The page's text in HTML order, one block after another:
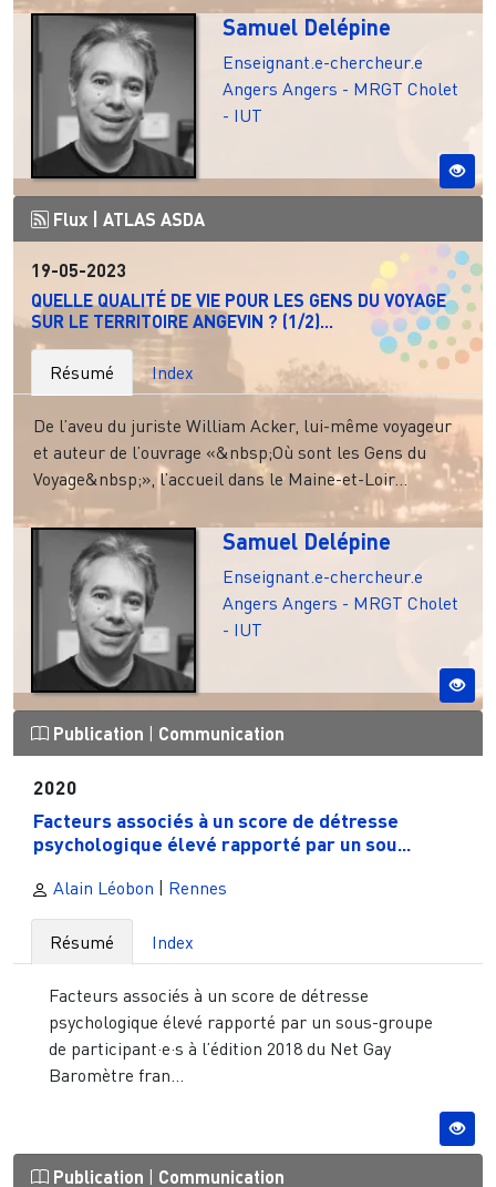
Samuel Delépine
Enseignant.e-chercheur.e
Angers Angers - MRGT Cholet
- IUT
Flux | ATLAS ASDA
19-05-2023
QUELLE QUALITÉ DE VIE POUR LES GENS DU VOYAGE
SUR LE TERRITOIRE ANGEVIN ? (1/2)...
Résumé Index
De l’aveu du juriste William Acker, lui-même voyageur
et auteur de l’ouvrage «&nbsp;Où sont les Gens du
Voyage&nbsp;», l’accueil dans le Maine-et-Loir...
Samuel Delépine
Enseignant.e-chercheur.e
Angers Angers - MRGT Cholet
- IUT
Publication Communication
2020
Facteurs associés à un score de détresse
psychologique élevé rapporté par un sou...
Alain Léobon | Rennes
Résumé Index
Facteurs associés à un score de détresse
psychologique élevé rapporté par un sous-groupe
de participant·e·s à l’édition 2018 du Net Gay
Baromètre fran...
Publication Communication